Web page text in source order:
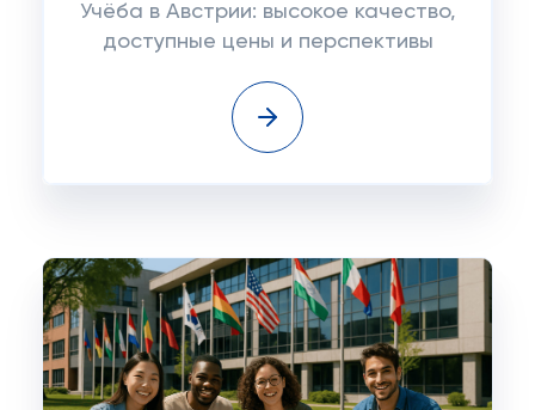
Учёба в Австрии: высокое качество,
доступные цены и перспективы